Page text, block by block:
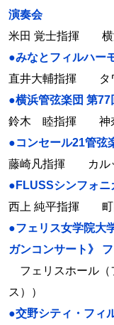
演奏会
米田 覚士指揮 横
●みなとフィルハー
直井大輔指揮 タ
●横浜管弦楽団 第77
鈴木 睦指揮 神奈
●コンセール21管弦
藤崎凡指揮 カル
●FLUSSシンフォニ
西上 純平指揮 町
●フェリス女学院大
ガンコンサート》
フェリスホール（
ス））
●交野シティ・フィ